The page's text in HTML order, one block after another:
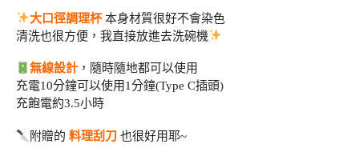
大口徑調理杯本身材質很好不會染色
清洗也很方便，我直接放進去洗碗機
無線設計 ，隨時隨地都可以使用
充電10分鐘可以使用1分鐘(Type C插頭)
充飽電約3.5小時
附贈的料理刮刀 也很好用耶~